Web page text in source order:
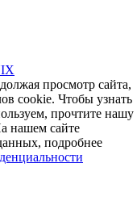
просмотр сайта,
cookie. Чтобы узнать
прочтите нашу
нашем сайте
подробнее